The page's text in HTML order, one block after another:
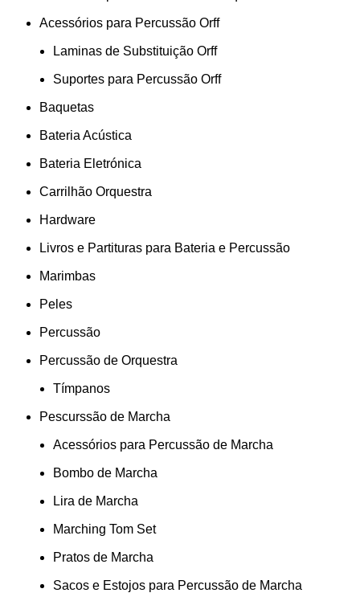
Acessórios para Percussão Orff
Laminas de Substituição Orff
Suportes para Percussão Orff
Baquetas
Bateria Acústica
Bateria Eletrónica
Carrilhão Orquestra
Hardware
Livros e Partituras para Bateria e Percussão
Marimbas
Peles
Percussão
Percussão de Orquestra
Tímpanos
Pescurssão de Marcha
Acessórios para Percussão de Marcha
Bombo de Marcha
Lira de Marcha
Marching Tom Set
Pratos de Marcha
Sacos e Estojos para Percussão de Marcha